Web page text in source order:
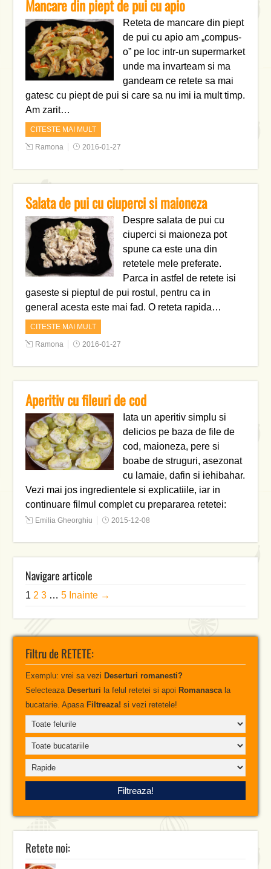
Mancare din piept de pui cu apio
Reteta de mancare din piept
de pui cu apio am „compus-
o” pe loc intr-un supermarket
unde ma invarteam si ma
gandeam ce retete sa mai
gatesc cu piept de pui si care sa nu imi ia mult timp.
Am zarit…
CITESTE MAI MULT
Ramona 2016-01-27
Salata de pui cu ciuperci si maioneza
Despre salata de pui cu
ciuperci si maioneza pot
spune ca este una din
retetele mele preferate.
Parca in astfel de retete isi
gaseste si pieptul de pui rostul, pentru ca in
general acesta este mai fad. O reteta rapida…
CITESTE MAI MULT
Ramona 2016-01-27
Aperitiv cu fileuri de cod
Iata un aperitiv simplu si
delicios pe baza de file de
cod, maioneza, pere si
boabe de struguri, asezonat
cu lamaie, dafin si iehibahar.
Vezi mai jos ingredientele si explicatiile, iar in
continuare filmul complet cu prepararea retetei:
Emilia Gheorghiu 2015-12-08
Navigare articole
1 2 3 … 5 Inainte →
Filtru de RETETE:
Exemplu: vrei sa vezi Deserturi romanesti?
Selecteaza Deserturi la felul retetei si apoi Romanascala
bucatarie. Apasa Filtreaza! si vezi retetele!
Retete noi: